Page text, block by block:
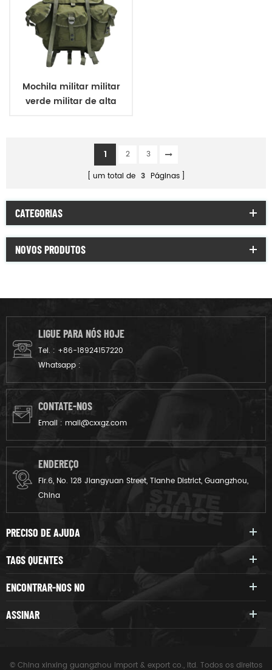
Mochila militar militar
verde militar de alta
1
2
3
um total de 3 Páginas
CATEGORIAS
NOVOS PRODUTOS
LIGUE PARA NÓS HOJE
Tel. : +86-18924157220
Whatsapp :
CONTATE-NOS
Email : mail@cxxgz.com
ENDEREÇO
Flr.6, No. 128 Jiangyuan Street, Tianhe District, Guangzhou,
China
PRECISO DE AJUDA
TAGS QUENTES
ENCONTRAR-NOS NO
ASSINAR
© China xinxing guangzhou import & export co., ltd. Todos os direitos